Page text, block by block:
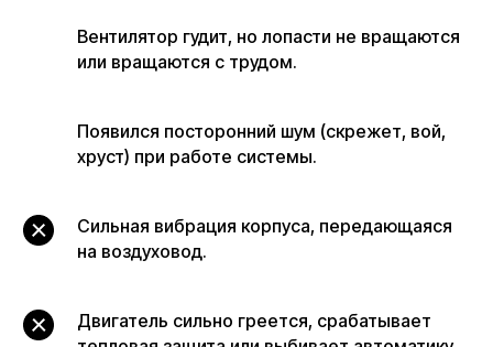
Вентилятор гудит, но лопасти не вращаются
или вращаются с трудом.
Появился посторонний шум (скрежет, вой,
хруст) при работе системы.
Сильная вибрация корпуса, передающаяся
на воздуховод.
Двигатель сильно греется, срабатывает